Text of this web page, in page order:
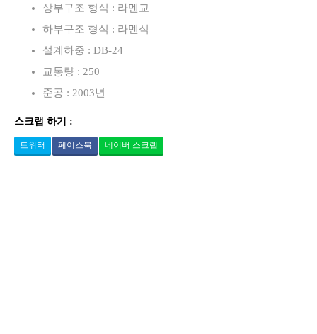
상부구조 형식 : 라멘교
하부구조 형식 : 라멘식
설계하중 : DB-24
교통량 : 250
준공 : 2003년
스크랩 하기 :
트위터 페이스북 네이버 스크랩